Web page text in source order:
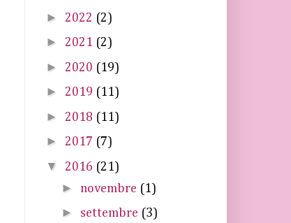
► 2022 (2)
► 2021 (2)
► 2020 (19)
► 2019 (11)
► 2018 (11)
► 2017 (7)
▼ 2016 (21)
► novembre (1)
► settembre (3)